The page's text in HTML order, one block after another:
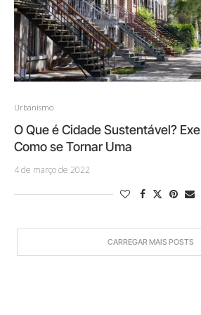
Urbanismo
O Que é Cidade Sustentável?
Como se Tornar Uma
4 de março de 2022
CARREGAR MAIS POSTS